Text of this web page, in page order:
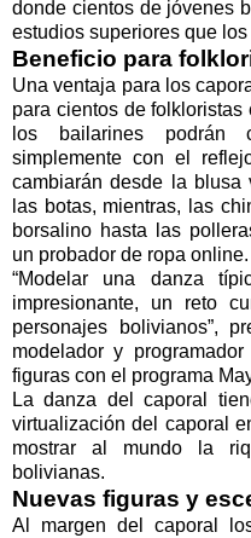
donde cientos de jóvenes
estudios superiores que los
Beneficio para
Una ventaja para los
para cientos de
los bailarines podrán
simplemente con el
cambiarán desde la blusa
las botas, mientras, las
borsalino hasta las
un probador de ropa online.
“Modelar una danza
impresionante, un reto
personajes bolivianos”,
modelador y
figuras con el programa
La danza del caporal
virtualización del caporal
mostrar al mundo la
bolivianas.
Nuevas figuras y
Al margen del caporal